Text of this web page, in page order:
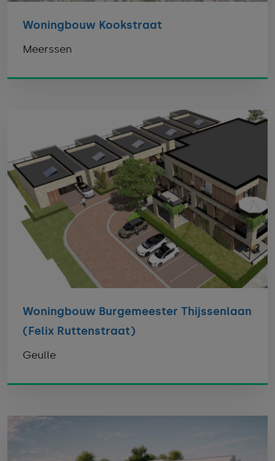
Woningbouw Kookstraat
Meerssen
Woningbouw Burgemeester Thijssenlaan
(Felix Ruttenstraat)
Geulle